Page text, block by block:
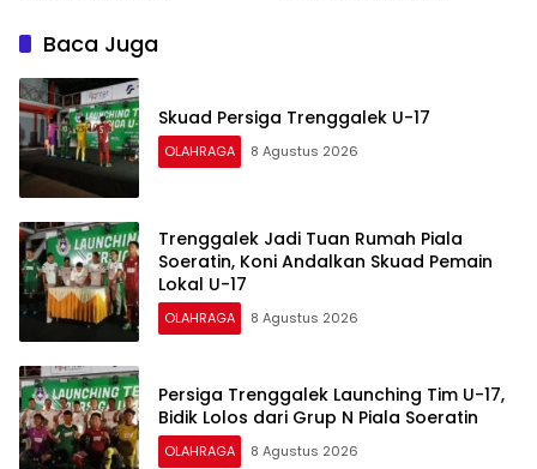
Atlet Esports
Baca Juga
Skuad Persiga Trenggalek U-17
OLAHRAGA 8 Agustus 2026
Trenggalek Jadi Tuan Rumah Piala
Soeratin, Koni Andalkan Skuad Pemain
Lokal U-17
OLAHRAGA 8 Agustus 2026
Persiga Trenggalek Launching Tim U-17,
Bidik Lolos dari Grup N Piala Soeratin
OLAHRAGA 8 Agustus 2026